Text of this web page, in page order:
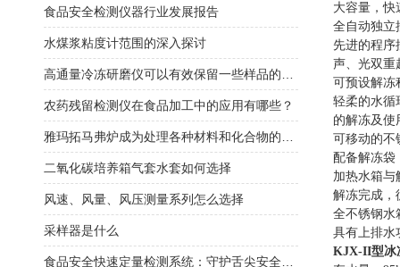
大容量，快
全自动独立
先进的程序
声、光双重
可预设解冻
轻柔的水循
的解冻及使
可移动的不
配备解冻袋
加热水箱与
解冻完成，
全不锈钢水
具有上排水
KJX-II型冰
食品安全检测仪器行业发展报告
水煤浆粘度计范围的深入探讨
农药残留检测仪在食品加工中的应用有哪些？
二氧化碳培养箱气套水套如何选择
风速、风量、风压测量系列怎么选择
采样器是什么